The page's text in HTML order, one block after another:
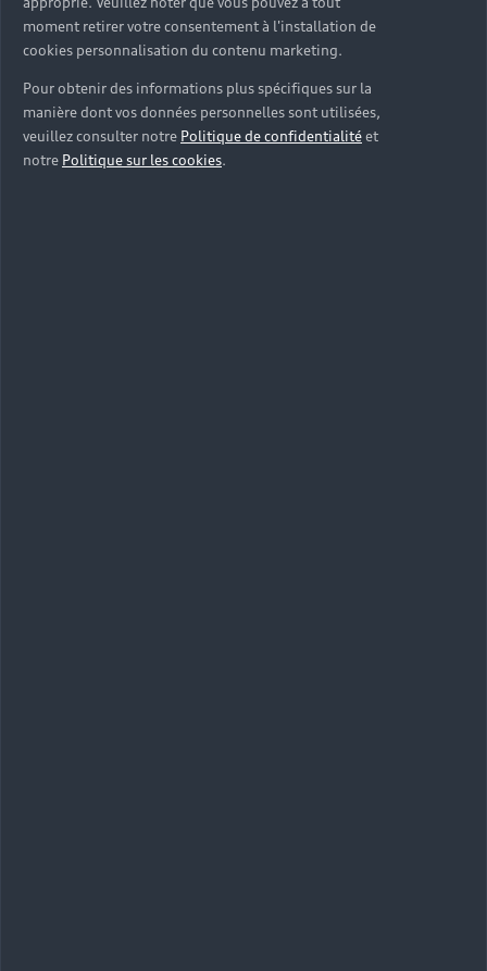
moment retirer votre consentement à l'installation de
cookies personnalisation du contenu marketing.
Pour obtenir des informations plus spécifiques sur la
manière dont vos données personnelles sont utilisées,
veuillez consulter notre Politique de confidentialitéet
notre Politique sur les cookies.